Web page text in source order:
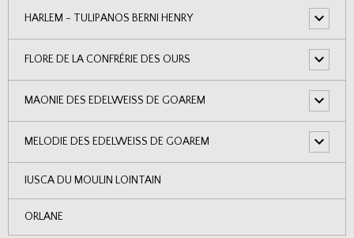
HARLEM - TULIPANOS BERNI HENRY
FLORE DE LA CONFRÉRIE DES OURS
MAONIE DES EDELWEISS DE GOAREM
MELODIE DES EDELWEISS DE GOAREM
IUSCA DU MOULIN LOINTAIN
ORLANE